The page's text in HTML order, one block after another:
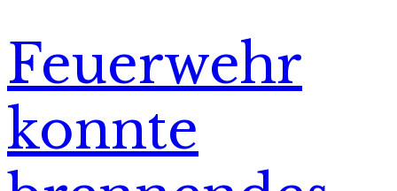
Feuerwehr
konnte